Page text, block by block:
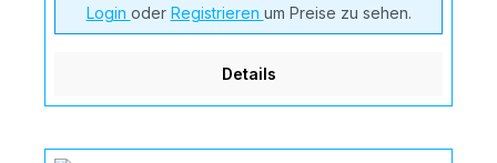
Login oder Registrieren um Preise zu sehen.
Details